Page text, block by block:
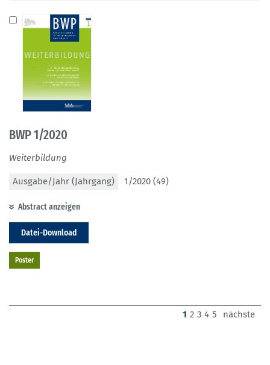
BWP 1/2020
Weiterbildung
Ausgabe/Jahr (Jahrgang) 1/2020 (49)
Abstract anzeigen
Datei-Download
Poster
1 (current)
2 3 4 5 nächste